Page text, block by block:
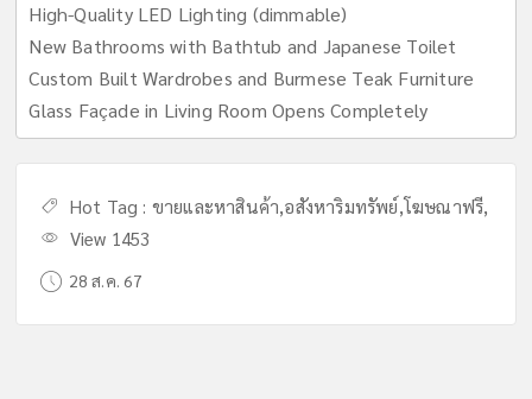
High-Quality LED Lighting (dimmable)
New Bathrooms with Bathtub and Japanese Toilet
Custom Built Wardrobes and Burmese Teak Furniture
Glass Façade in Living Room Opens Completely
Hot Tag : ขายและหาสินค้า,อสังหาริมทรัพย์,โฆษณาฟรี,
View 1453
28 ส.ค. 67